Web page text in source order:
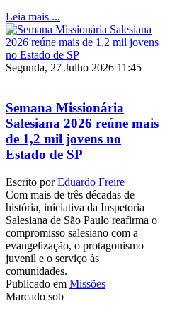
Leia mais ...
Segunda, 27 Julho 2026 11:45
Semana Missionária
Salesiana 2026 reúne mais
de 1,2 mil jovens no
Estado de SP
Escrito porEduardo Freire
Com mais de três décadas de
história, iniciativa da Inspetoria
Salesiana de São Paulo reafirma o
compromisso salesiano com a
evangelização, o protagonismo
juvenil e o serviço às
comunidades.
Publicado em Missões
Marcado sob